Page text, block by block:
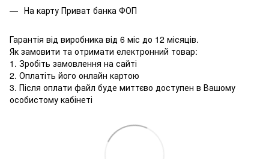
На карту Приват банка ФОП
Гарантія від виробника від 6 міс до 12 місяців.
Як замовити та отримати електронний товар:
1. Зробіть замовлення на сайті
2. Оплатіть його онлайн картою
3. Після оплати файл буде миттєво доступен в Вашому
особистому кабінеті